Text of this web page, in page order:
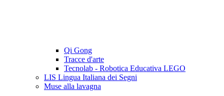
Qi Gong
Tracce d'arte
Tecnolab - Robotica Educativa LEGO
LIS Lingua Italiana dei Segni
Muse alla lavagna